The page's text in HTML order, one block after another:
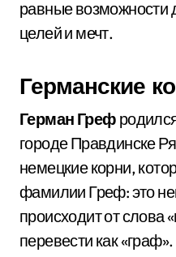
равные возможности
целей и мечт.
Германские
Герман Греф
городе Правдинске
немецкие корни,
фамилии Греф: это
происходит от слова
перевести как «граф».